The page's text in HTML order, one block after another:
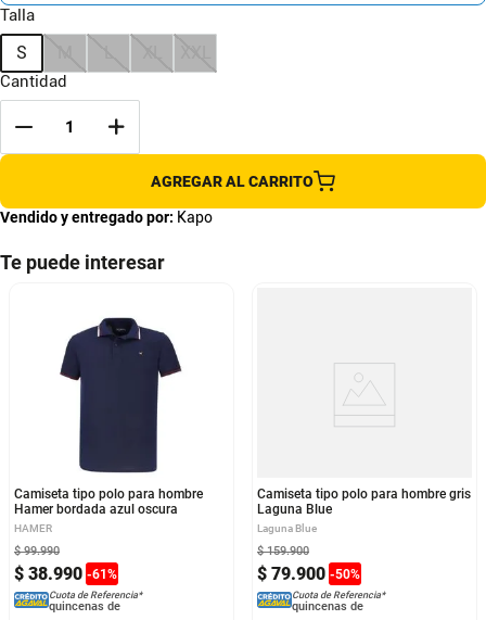
Talla
S
Cantidad
AGREGAR AL CARRITO
Vendido y entregado por: Kapo
Te puede interesar
Camiseta tipo polo para hombre
Hamer bordada azul oscura
HAMER
$ 38.990 -61%
$ 99.990
Cuota de Referencia*
quincenas de
Camiseta tipo polo para hombre gris
Laguna Blue
Laguna Blue
$ 79.900 -50%
$ 159.900
Cuota de Referencia*
quincenas de